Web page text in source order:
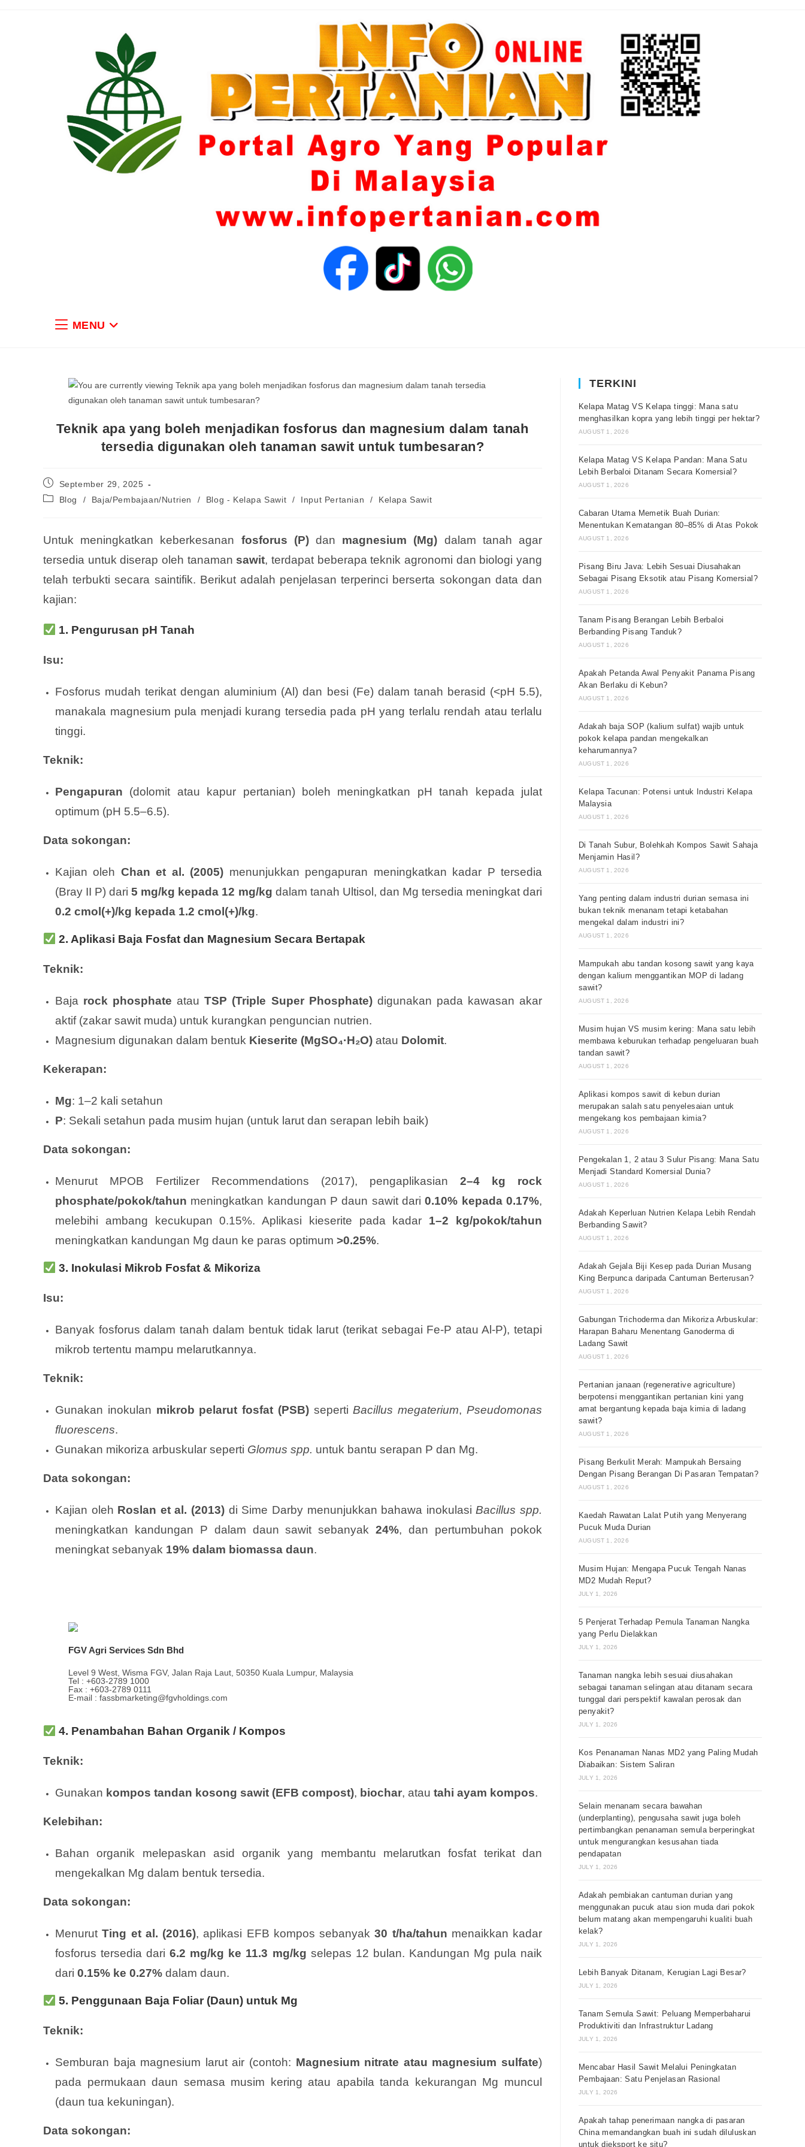
MENU
Teknik apa yang boleh menjadikan fosforus dan magnesium dalam tanah
tersedia digunakan oleh tanaman sawit untuk tumbesaran?
September 29, 2025
Blog
/ Baja/Pembajaan/Nutrien / Blog - Kelapa Sawit / Input Pertanian / Kelapa Sawit
Untuk meningkatkan keberkesanan fosforus (P)dan magnesium (Mg) dalam tanah agar
tersedia untuk diserap oleh tanaman sawit, terdapat beberapa teknik agronomi dan biologi yang
telah terbukti secara saintifik. Berikut adalah penjelasan terperinci berserta sokongan data dan
kajian:
1. Pengurusan pH Tanah
Isu:
Fosforus mudah terikat dengan aluminium (Al) dan besi (Fe) dalam tanah berasid (<pH 5.5),
manakala magnesium pula menjadi kurang tersedia pada pH yang terlalu rendah atau terlalu
tinggi.
Teknik:
Pengapuran (dolomit atau kapur pertanian) boleh meningkatkan pH tanah kepada julat
optimum (pH 5.5–6.5).
Data sokongan:
Kajian oleh Chan et al. (2005) menunjukkan pengapuran meningkatkan kadar P tersedia
(Bray II P) dari5 mg/kg kepada 12 mg/kg dalam tanah Ultisol, dan Mg tersedia meningkat dari
0.2 cmol(+)/kg kepada 1.2 cmol(+)/kg.
2. Aplikasi Baja Fosfat dan Magnesium Secara Bertapak
Teknik:
Baja rock phosphate atauTSP (Triple Super Phosphate)digunakan pada kawasan akar
aktif (zakar sawit muda) untuk kurangkan penguncian nutrien.
Magnesium digunakan dalam bentuk Kieserite (MgSO₄·H₂O) atau Dolomit.
Kekerapan:
Mg: 1–2 kali setahun
P: Sekali setahun pada musim hujan (untuk larut dan serapan lebih baik)
Data sokongan:
Menurut MPOB Fertilizer Recommendations (2017), pengaplikasian 2–4 kg rock
phosphate/pokok/tahun meningkatkan kandungan P daun sawit dari0.10% kepada 0.17%,
melebihi ambang kecukupan 0.15%. Aplikasi kieserite pada kadar 1–2 kg/pokok/tahun
meningkatkan kandungan Mg daun ke paras optimum >0.25%.
3. Inokulasi Mikrob Fosfat & Mikoriza
Isu:
Banyak fosforus dalam tanah dalam bentuk tidak larut (terikat sebagai Fe-P atau Al-P), tetapi
mikrob tertentu mampu melarutkannya.
Teknik:
Gunakan inokulan mikrob pelarut fosfat (PSB)sepertiBacillus megaterium,Pseudomonas
fluorescens.
Gunakan mikoriza arbuskular seperti Glomus spp. untuk bantu serapan P dan Mg.
Data sokongan:
Kajian oleh Roslan et al. (2013) di Sime Darby menunjukkan bahawa inokulasiBacillus spp.
meningkatkan kandungan P dalam daun sawit sebanyak24%, dan pertumbuhan pokok
meningkat sebanyak 19% dalam biomassa daun.
FGV Agri Services Sdn Bhd
Level 9 West, Wisma FGV, Jalan Raja Laut, 50350 Kuala Lumpur, Malaysia
Tel : +603-2789 1000
Fax : +603-2789 0111
E-mail : fassbmarketing@fgvholdings.com
4. Penambahan Bahan Organik / Kompos
Teknik:
Gunakan kompos tandan kosong sawit (EFB compost), biochar, atau tahi ayam kompos.
Kelebihan:
Bahan organik melepaskan asid organik yang membantu melarutkan fosfat terikat dan
mengekalkan Mg dalam bentuk tersedia.
Data sokongan:
MenurutTing et al. (2016), aplikasi EFB kompos sebanyak30 t/ha/tahun menaikkan kadar
fosforus tersedia dari6.2 mg/kg ke 11.3 mg/kg selepas 12 bulan. Kandungan Mg pula naik
dari 0.15% ke 0.27% dalam daun.
5. Penggunaan Baja Foliar (Daun) untuk Mg
Teknik:
Semburan baja magnesium larut air (contoh: Magnesium nitrate atau magnesium sulfate)
pada permukaan daun semasa musim kering atau apabila tanda kekurangan Mg muncul
(daun tua kekuningan).
Data sokongan:
TERKINI
Kelapa Matag VS Kelapa tinggi: Mana satu
menghasilkan kopra yang lebih tinggi per hektar?
AUGUST 1, 2026
Kelapa Matag VS Kelapa Pandan: Mana Satu
Lebih Berbaloi Ditanam Secara Komersial?
AUGUST 1, 2026
Cabaran Utama Memetik Buah Durian:
Menentukan Kematangan 80–85% di Atas Pokok
AUGUST 1, 2026
Pisang Biru Java: Lebih Sesuai Diusahakan
Sebagai Pisang Eksotik atau Pisang Komersial?
AUGUST 1, 2026
Tanam Pisang Berangan Lebih Berbaloi
Berbanding Pisang Tanduk?
AUGUST 1, 2026
Apakah Petanda Awal Penyakit Panama Pisang
Akan Berlaku di Kebun?
AUGUST 1, 2026
Adakah baja SOP (kalium sulfat) wajib untuk
pokok kelapa pandan mengekalkan
keharumannya?
AUGUST 1, 2026
Kelapa Tacunan: Potensi untuk Industri Kelapa
Malaysia
AUGUST 1, 2026
Di Tanah Subur, Bolehkah Kompos Sawit Sahaja
Menjamin Hasil?
AUGUST 1, 2026
Yang penting dalam industri durian semasa ini
bukan teknik menanam tetapi ketabahan
mengekal dalam industri ini?
AUGUST 1, 2026
Mampukah abu tandan kosong sawit yang kaya
dengan kalium menggantikan MOP di ladang
sawit?
AUGUST 1, 2026
Musim hujan VS musim kering: Mana satu lebih
membawa keburukan terhadap pengeluaran buah
tandan sawit?
AUGUST 1, 2026
Aplikasi kompos sawit di kebun durian
merupakan salah satu penyelesaian untuk
mengekang kos pembajaan kimia?
AUGUST 1, 2026
Pengekalan 1, 2 atau 3 Sulur Pisang: Mana Satu
Menjadi Standard Komersial Dunia?
AUGUST 1, 2026
Adakah Keperluan Nutrien Kelapa Lebih Rendah
Berbanding Sawit?
AUGUST 1, 2026
Adakah Gejala Biji Kesep pada Durian Musang
King Berpunca daripada Cantuman Berterusan?
AUGUST 1, 2026
Gabungan Trichoderma dan Mikoriza Arbuskular:
Harapan Baharu Menentang Ganoderma di
Ladang Sawit
AUGUST 1, 2026
Pertanian janaan (regenerative agriculture)
berpotensi menggantikan pertanian kini yang
amat bergantung kepada baja kimia di ladang
sawit?
AUGUST 1, 2026
Pisang Berkulit Merah: Mampukah Bersaing
Dengan Pisang Berangan Di Pasaran Tempatan?
AUGUST 1, 2026
Kaedah Rawatan Lalat Putih yang Menyerang
Pucuk Muda Durian
AUGUST 1, 2026
Musim Hujan: Mengapa Pucuk Tengah Nanas
MD2 Mudah Reput?
JULY 1, 2026
5 Penjerat Terhadap Pemula Tanaman Nangka
yang Perlu Dielakkan
JULY 1, 2026
Tanaman nangka lebih sesuai diusahakan
sebagai tanaman selingan atau ditanam secara
tunggal dari perspektif kawalan perosak dan
penyakit?
JULY 1, 2026
Kos Penanaman Nanas MD2 yang Paling Mudah
Diabaikan: Sistem Saliran
JULY 1, 2026
Selain menanam secara bawahan
(underplanting), pengusaha sawit juga boleh
pertimbangkan penanaman semula berperingkat
untuk mengurangkan kesusahan tiada
pendapatan
JULY 1, 2026
Adakah pembiakan cantuman durian yang
menggunakan pucuk atau sion muda dari pokok
belum matang akan mempengaruhi kualiti buah
kelak?
JULY 1, 2026
Lebih Banyak Ditanam, Kerugian Lagi Besar?
JULY 1, 2026
Tanam Semula Sawit: Peluang Memperbaharui
Produktiviti dan Infrastruktur Ladang
JULY 1, 2026
Mencabar Hasil Sawit Melalui Peningkatan
Pembajaan: Satu Penjelasan Rasional
JULY 1, 2026
Apakah tahap penerimaan nangka di pasaran
China memandangkan buah ini sudah diluluskan
untuk dieksport ke situ?